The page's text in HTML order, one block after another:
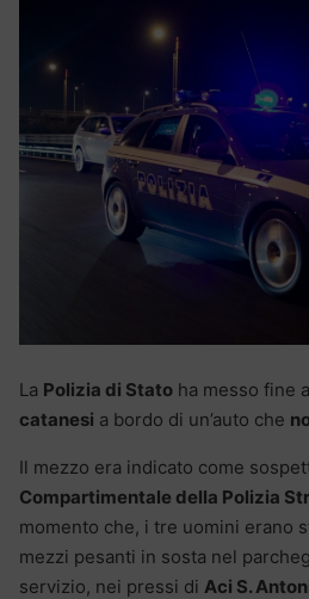
La Polizia di Stato ha messo fine
catanesi a bordo di un’auto che
Il mezzo era indicato come
Compartimentale della Polizia
momento che, i tre uomini erano
mezzi pesanti in sosta nel
servizio, nei pressi di Aci S.